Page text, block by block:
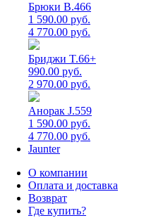
Брюки B.466
1 590.00 руб.
4 770.00 руб.
Бриджи T.66+
990.00 руб.
2 970.00 руб.
Анорак J.559
1 590.00 руб.
4 770.00 руб.
Jaunter
О компании
Оплата и доставка
Возврат
Где купить?